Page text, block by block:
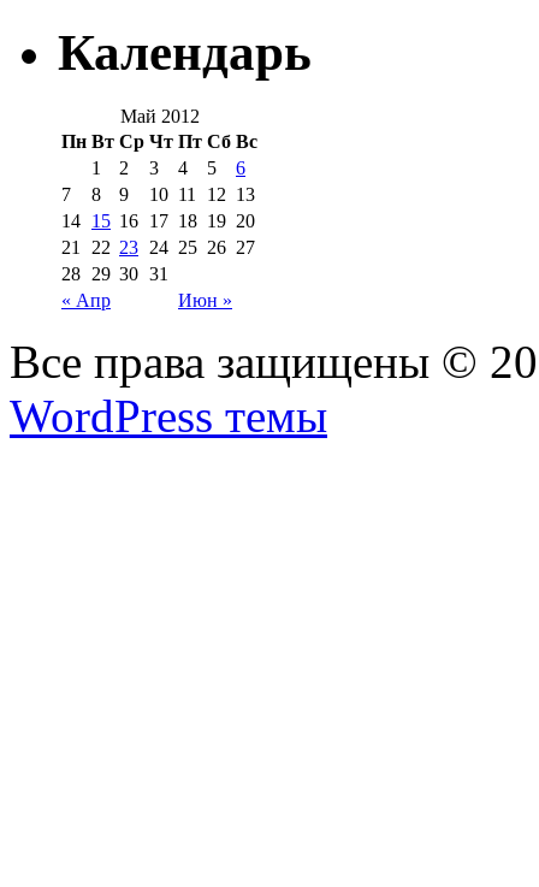
Календарь
Май 2012
Пн Вт Ср Чт Пт Сб Вс
« Апр Июн »
1 2 3 4 5
6
7
8 9 10 11 12 13
14 15 16 17 18 19 20
21
22 23 24 25 26 27
28 29 30 31
Все права защищены ©
WordPress темы